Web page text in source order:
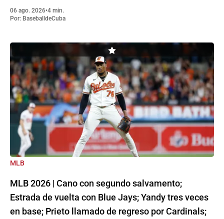
06 ago. 2026•4 min.
Por: BaseballdeCuba
MLB
MLB 2026 | Cano con segundo salvamento;
Estrada de vuelta con Blue Jays; Yandy tres veces
en base; Prieto llamado de regreso por Cardinals;